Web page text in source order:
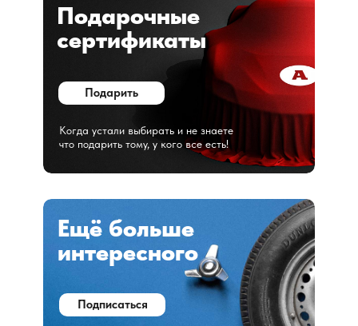
Ещё больше
интересного
Подарочные
сертификаты
Когда устали выбирать и не знаете
что подарить тому, у кого все есть!
Подписаться
Подарить